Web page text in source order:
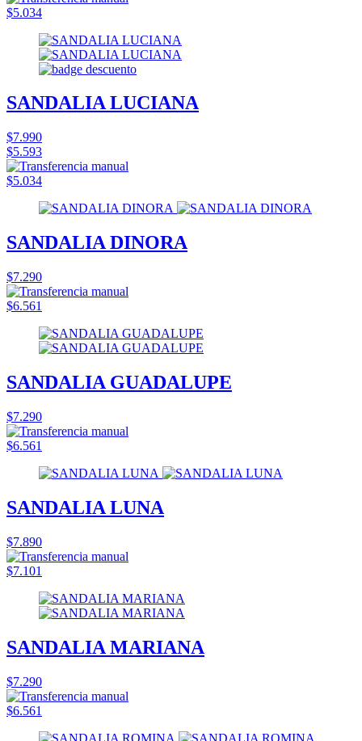
$5.034
SANDALIA LUCIANA
$7.990
$5.593
$5.034
SANDALIA DINORA
$7.290
$6.561
SANDALIA GUADALUPE
$7.290
$6.561
SANDALIA LUNA
$7.890
$7.101
SANDALIA MARIANA
$7.290
$6.561